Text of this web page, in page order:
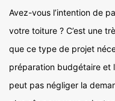
Avez-vous l’intention de
votre toiture ? C’est une
que ce type de projet
préparation budgétaire et
peut pas négliger la